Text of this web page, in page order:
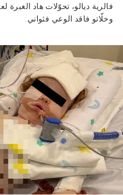
فالرية ديالو، تحوّلات هاد
وخلّاتو فاقد الوعي فثواني.